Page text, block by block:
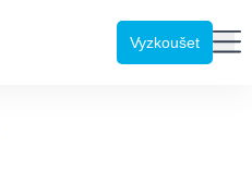
Vyzkoušet